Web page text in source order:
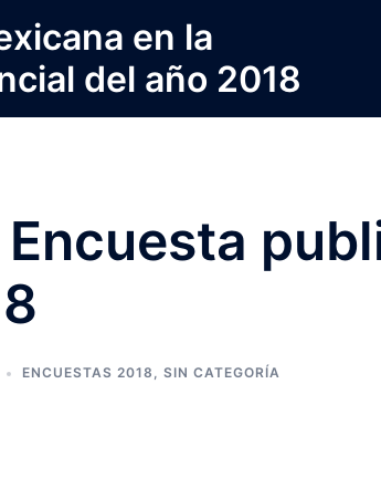
en la
del año 2018
ENCUESTAS 2018 , SIN CATEGORÍA